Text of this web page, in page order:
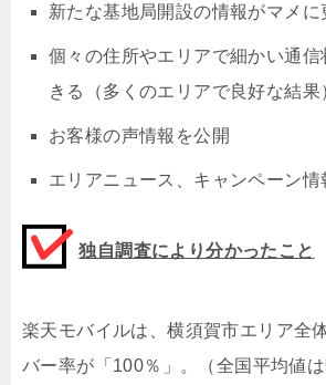
新たな基地局開設の情報がマメに
個々の住所やエリアで細かい通
きる（多くのエリアで良好な結果
お客様の声情報を公開
エリアニュース、キャンペーン情
独自調査により分かったこと
楽天モバイルは、横須賀市エリア全
バー率が「100％」。（全国平均値